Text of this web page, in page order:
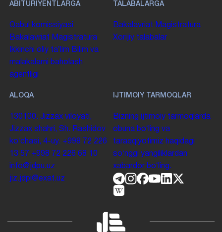
ABITURIYENTLARGA
Qabul komissiyasi
Bakalavriat Magistratura
Ikkinchi oliy taʼlim Bilim va
malakalarni baholash
agentligi
TALABALARGA
Bakalavriat Magistratura
Xorijiy talabalar
ALOQA
130100. Jizzax viloyati,
Jizzax shahri, Sh. Rashidov
koʻchasi, 4-uy. +998 72 226
13 57 +998 72 226 68 10
info@jdpu.uz
jiz.jdpi@exat.uz
IJTIMOIY TARMOQLAR
Bizning ijtimoiy tarmoqlarda
obuna boʻling va
taraqqiyotimiz haqidagi
soʻnggi yangiliklardan
xabardor boʻling.